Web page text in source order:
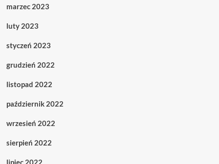
marzec 2023
luty 2023
styczeń 2023
grudzień 2022
listopad 2022
październik 2022
wrzesień 2022
sierpień 2022